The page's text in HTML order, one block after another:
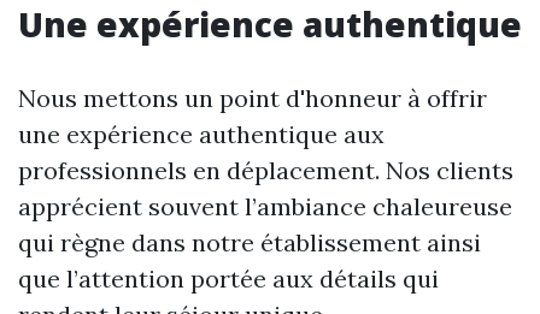
Une expérience authentique
Nous mettons un point d'honneur à offrir
une expérience authentique aux
professionnels en déplacement. Nos clients
apprécient souvent l’ambiance chaleureuse
qui règne dans notre établissement ainsi
que l’attention portée aux détails qui